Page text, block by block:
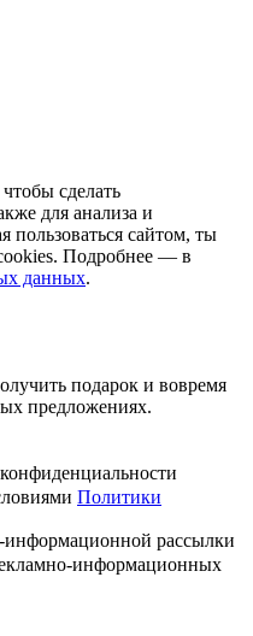
сделать
для анализа и
пользоваться сайтом, ты
Подробнее — в
данных.
подарок и вовремя
предложениях.
Политики
информационной рассылки
информационных